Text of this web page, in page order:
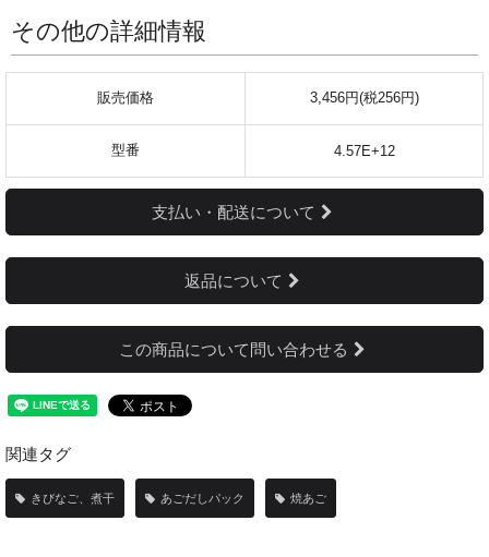
その他の詳細情報
販売価格 3,456円(税256円)
型番 4.57E+12
支払い・配送について
返品について
この商品について問い合わせる
関連タグ
きびなご、煮干 あごだしパック 焼あご